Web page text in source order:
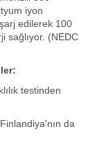
iyon
edilerek 100
sağlıyor. (NEDC
testinden
da